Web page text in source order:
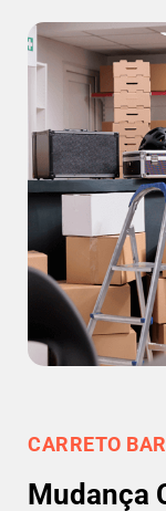
CARRETO
Mudança